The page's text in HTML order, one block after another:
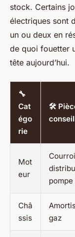
stock. Certains
électriques sont
un ou deux en
de quoi fouetter
tête aujourd’hui.
🔧
Cat
égo
rie
🛠️
Mot
eur
pompe
Châ
ssis
gaz